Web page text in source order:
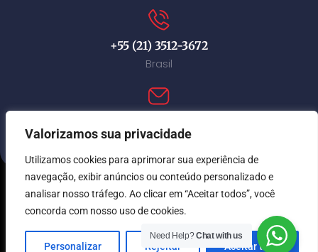
Valorizamos sua privacidade
Utilizamos cookies para aprimorar sua experiência de
navegação, exibir anúncios ou conteúdo personalizado e
analisar nosso tráfego. Ao clicar em “Aceitar todos”, você
concorda com nosso uso de cookies.
Personalizar Rejeitar Aceitar tudo
+55 (21) 3512-3672
Brasil
© Immi Canada 2026. Todos os direitos reservados.
Need Help?Chat with us